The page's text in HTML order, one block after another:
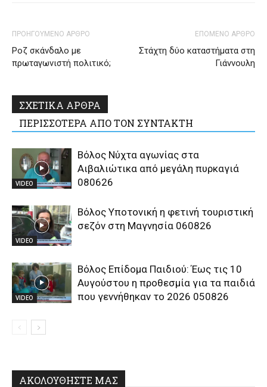
ΠΡΟΗΓΟΥΜΕΝΟ ΑΡΘΡΟ
Ροζ σκάνδαλο με
πρωταγωνιστή πολιτικό;
ΕΠΟΜΕΝΟ ΑΡΘΡΟ
Στάχτη δύο καταστήματα στη
Γιάννουλη
ΣΧΕΤΙΚΑ ΑΡΘΡΑ
ΠΕΡΙΣΣΟΤΕΡΑ ΑΠΟ ΤΟΝ ΣΥΝΤΑΚΤΗ
VIDEO
Βόλος Νύχτα αγωνίας στα
Αιβαλιώτικα από μεγάλη πυρκαγιά
080626
VIDEO
Βόλος Υποτονική η φετινή τουριστική
σεζόν στη Μαγνησία 060826
VIDEO
Βόλος Επίδομα Παιδιού: Έως τις 10
Αυγούστου η προθεσμία για τα παιδιά
που γεννήθηκαν το 2026 050826
ΑΚΟΛΟΥΘΗΣΤΕ ΜΑΣ